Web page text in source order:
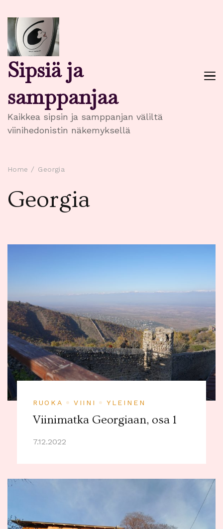
Sipsiä ja
samppanjaa
Kaikkea sipsin ja samppanjan väliltä
viinihedonistin näkemyksellä
Home Georgia
Georgia
RUOKA VIINI YLEINEN
Viinimatka Georgiaan, osa 1
7.12.2022